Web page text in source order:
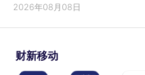
2026年08月08日
财新移动